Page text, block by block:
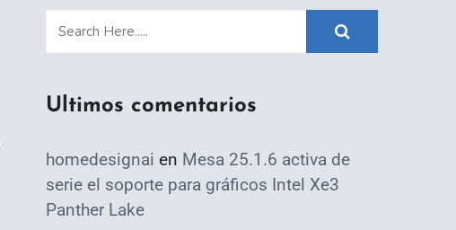
Ultimos comentarios
homedesignai en Mesa 25.1.6 activa de
serie el soporte para gráficos Intel Xe3
Panther Lake